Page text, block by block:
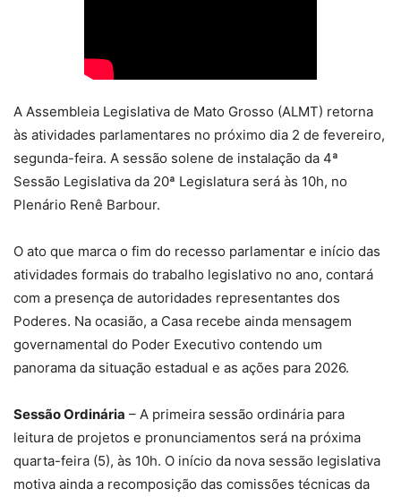
A Assembleia Legislativa de Mato Grosso (ALMT) retorna
às atividades parlamentares no próximo dia 2 de fevereiro,
segunda-feira. A sessão solene de instalação da 4ª
Sessão Legislativa da 20ª Legislatura será às 10h, no
Plenário Renê Barbour.
O ato que marca o fim do recesso parlamentar e início das
atividades formais do trabalho legislativo no ano, contará
com a presença de autoridades representantes dos
Poderes. Na ocasião, a Casa recebe ainda mensagem
governamental do Poder Executivo contendo um
panorama da situação estadual e as ações para 2026.
Sessão Ordinária – A primeira sessão ordinária para
leitura de projetos e pronunciamentos será na próxima
quarta-feira (5), às 10h. O início da nova sessão legislativa
motiva ainda a recomposição das comissões técnicas da